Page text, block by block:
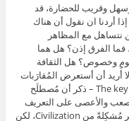
وقريب للحضارة، قد
أردنا ان نقول أن هناك
نتساهل مع المظاهر
فما الفرق إذن؟ هل هما
وخصوص؟ هل الثقافة
أُريد أن أستعرض المُقارَبات
الكثيرة جداً، صاحب الكلمات المفاتيح – The key words – ذكر أن مُصطلَح
والأعصى على التعريف
بالإطلاق في اللغة الإنجليزية، وCulture هي الأكثر مُشكِلةً من Civilization، لكن